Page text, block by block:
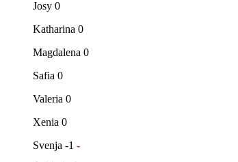
Josy 0
Katharina 0
Magdalena 0
Safia 0
Valeria 0
Xenia 0
Svenja -1 -